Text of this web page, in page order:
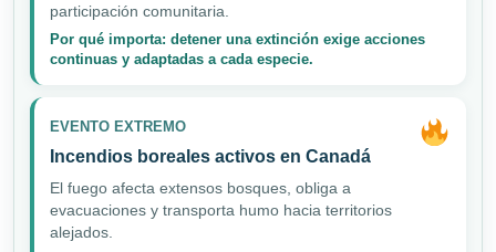
participación comunitaria.
Por qué importa: detener una extinción exige acciones
continuas y adaptadas a cada especie.
EVENTO EXTREMO
Incendios boreales activos en Canadá
El fuego afecta extensos bosques, obliga a
evacuaciones y transporta humo hacia territorios
alejados.